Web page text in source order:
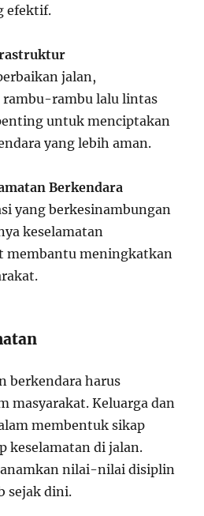
efektif.
jalan,
rambu-rambu lalu lintas
untuk menciptakan
yang lebih aman.
Berkendara
yang berkesinambungan
keselamatan
membantu meningkatkan
berkendara harus
masyarakat. Keluarga dan
membentuk sikap
keselamatan di jalan.
nilai-nilai disiplin
sejak dini.